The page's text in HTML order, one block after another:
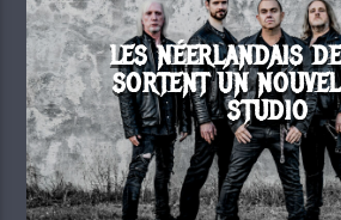
LES NÉERLANDAIS
SORTENT UN
STUDIO